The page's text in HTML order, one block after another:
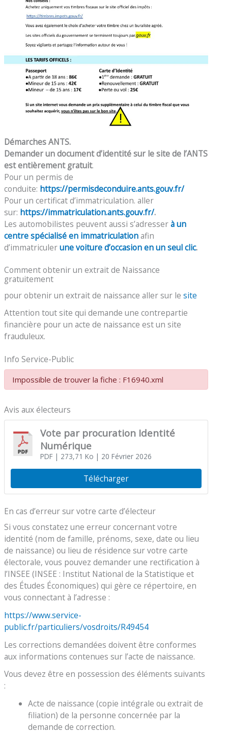
Démarches ANTS.
Demander un document d’identité sur le site de l’ANTS
est entièrement gratuit.
Pour un permis de
conduite: https://permisdeconduire.ants.gouv.fr/
Pour un certificat d’immatriculation. aller
sur: https://immatriculation.ants.gouv.fr/.
Les automobilistes peuvent aussi s’adresserà un
centre spécialisé en immatriculationafin
d’immatriculerune voiture d’occasion en un seul clic.
Comment obtenir un extrait de Naissance
gratuitement
pour obtenir un extrait de naissance aller sur le site
Attention tout site qui demande une contrepartie
financière pour un acte de naissance est un site
frauduleux.
Info Service-Public
Impossible de trouver la fiche : F16940.xml
Avis aux électeurs
Vote par procuration Identité
Numérique
PDF| 273,71 Ko | 20 Février 2026
Télécharger
En cas d’erreur sur votre carte d’électeur
Si vous constatez une erreur concernant votre
identité (nom de famille, prénoms, sexe, date ou lieu
de naissance) ou lieu de résidence sur votre carte
électorale, vous pouvez demander une rectification à
l’INSEE (INSEE : Institut National de la Statistique et
des Études Économiques) qui gère ce répertoire, en
vous connectant à l’adresse :
https://www.service-
public.fr/particuliers/vosdroits/R49454
Les corrections demandées doivent être conformes
aux informations contenues sur l’acte de naissance.
Vous devez être en possession des éléments suivants
:
Acte de naissance (copie intégrale ou extrait de
filiation) de la personne concernée par la
demande de correction.